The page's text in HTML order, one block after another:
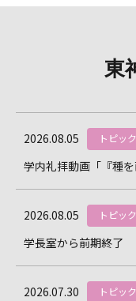
東
2026.08.05 トピッ
学内礼拝動画「『種
2026.08.05 トピッ
学長室から――前期終了
2026.07.30 トピッ